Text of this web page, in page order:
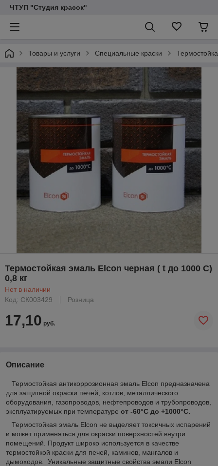
ЧТУП "Студия красок"
Товары и услуги Специальные краски
Термостойкая эмаль Elcon черная ( t до 1000 С)
0,8 кг
Нет в наличии
Код: СК003429
Розница
17,10 руб.
Описание
Термостойкая антикоррозионная эмаль Elcon предназначена
для защитной окраски печей, котлов, металлического
оборудования, газопроводов, нефтепроводов и трубопроводов,
эксплуатируемых при температуре от -60°С до +1000°С.
Термостойкая эмаль Elcon не выделяет токсичных испарений
и может применяться для окраски поверхностей внутри
помещений. Продукт широко используется в качестве
термостойкой краски для печей, каминов, мангалов и
дымоходов. Уникальные защитные свойства эмали Elcоn